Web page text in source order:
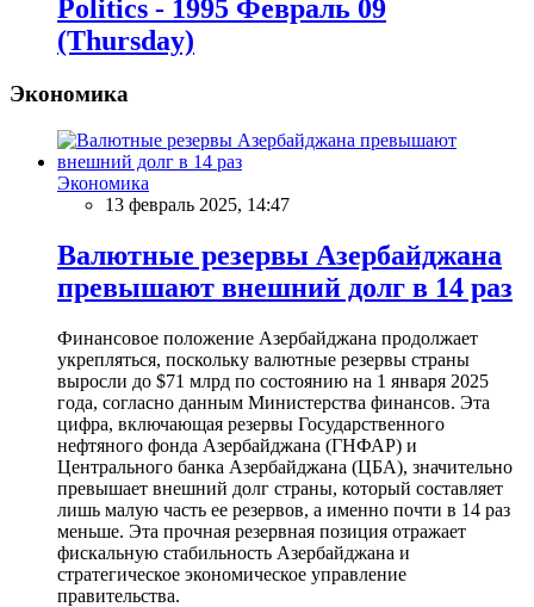
Politics - 1995 Февраль 09
(Thursday)
Экономика
Экономика
13 февраль 2025, 14:47
Валютные резервы Азербайджана
превышают внешний долг в 14 раз
Финансовое положение Азербайджана продолжает
укрепляться, поскольку валютные резервы страны
выросли до $71 млрд по состоянию на 1 января 2025
года, согласно данным Министерства финансов. Эта
цифра, включающая резервы Государственного
нефтяного фонда Азербайджана (ГНФАР) и
Центрального банка Азербайджана (ЦБА), значительно
превышает внешний долг страны, который составляет
лишь малую часть ее резервов, а именно почти в 14 раз
меньше. Эта прочная резервная позиция отражает
фискальную стабильность Азербайджана и
стратегическое экономическое управление
правительства.